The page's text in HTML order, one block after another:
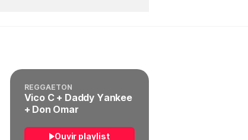
REGGAETON
Vico C + Daddy Yankee
+ Don Omar
Ouvir playlist